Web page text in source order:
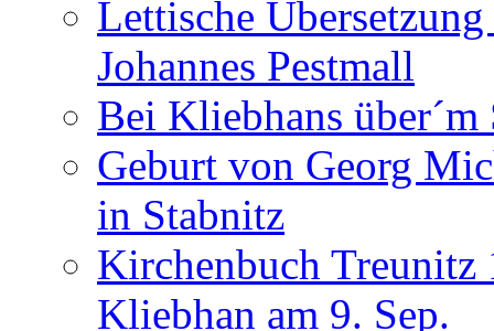
Lettische
Johannes Pestmall
Bei Kliebhans über´m
Geburt von Georg
in Stabnitz
Kirchenbuch Treunitz
Kliebhan am 9. Sep.